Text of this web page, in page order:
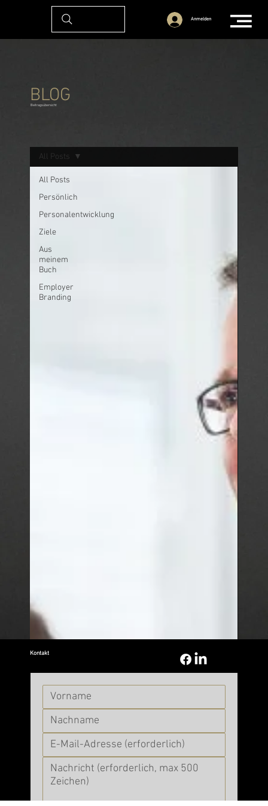
Anmelden
BLOG
Beitragsübersicht
All Posts
Persönlich
Personalentwicklung
Ziele
Aus
meinem
Buch
Employer
Branding
All Posts
Kontakt